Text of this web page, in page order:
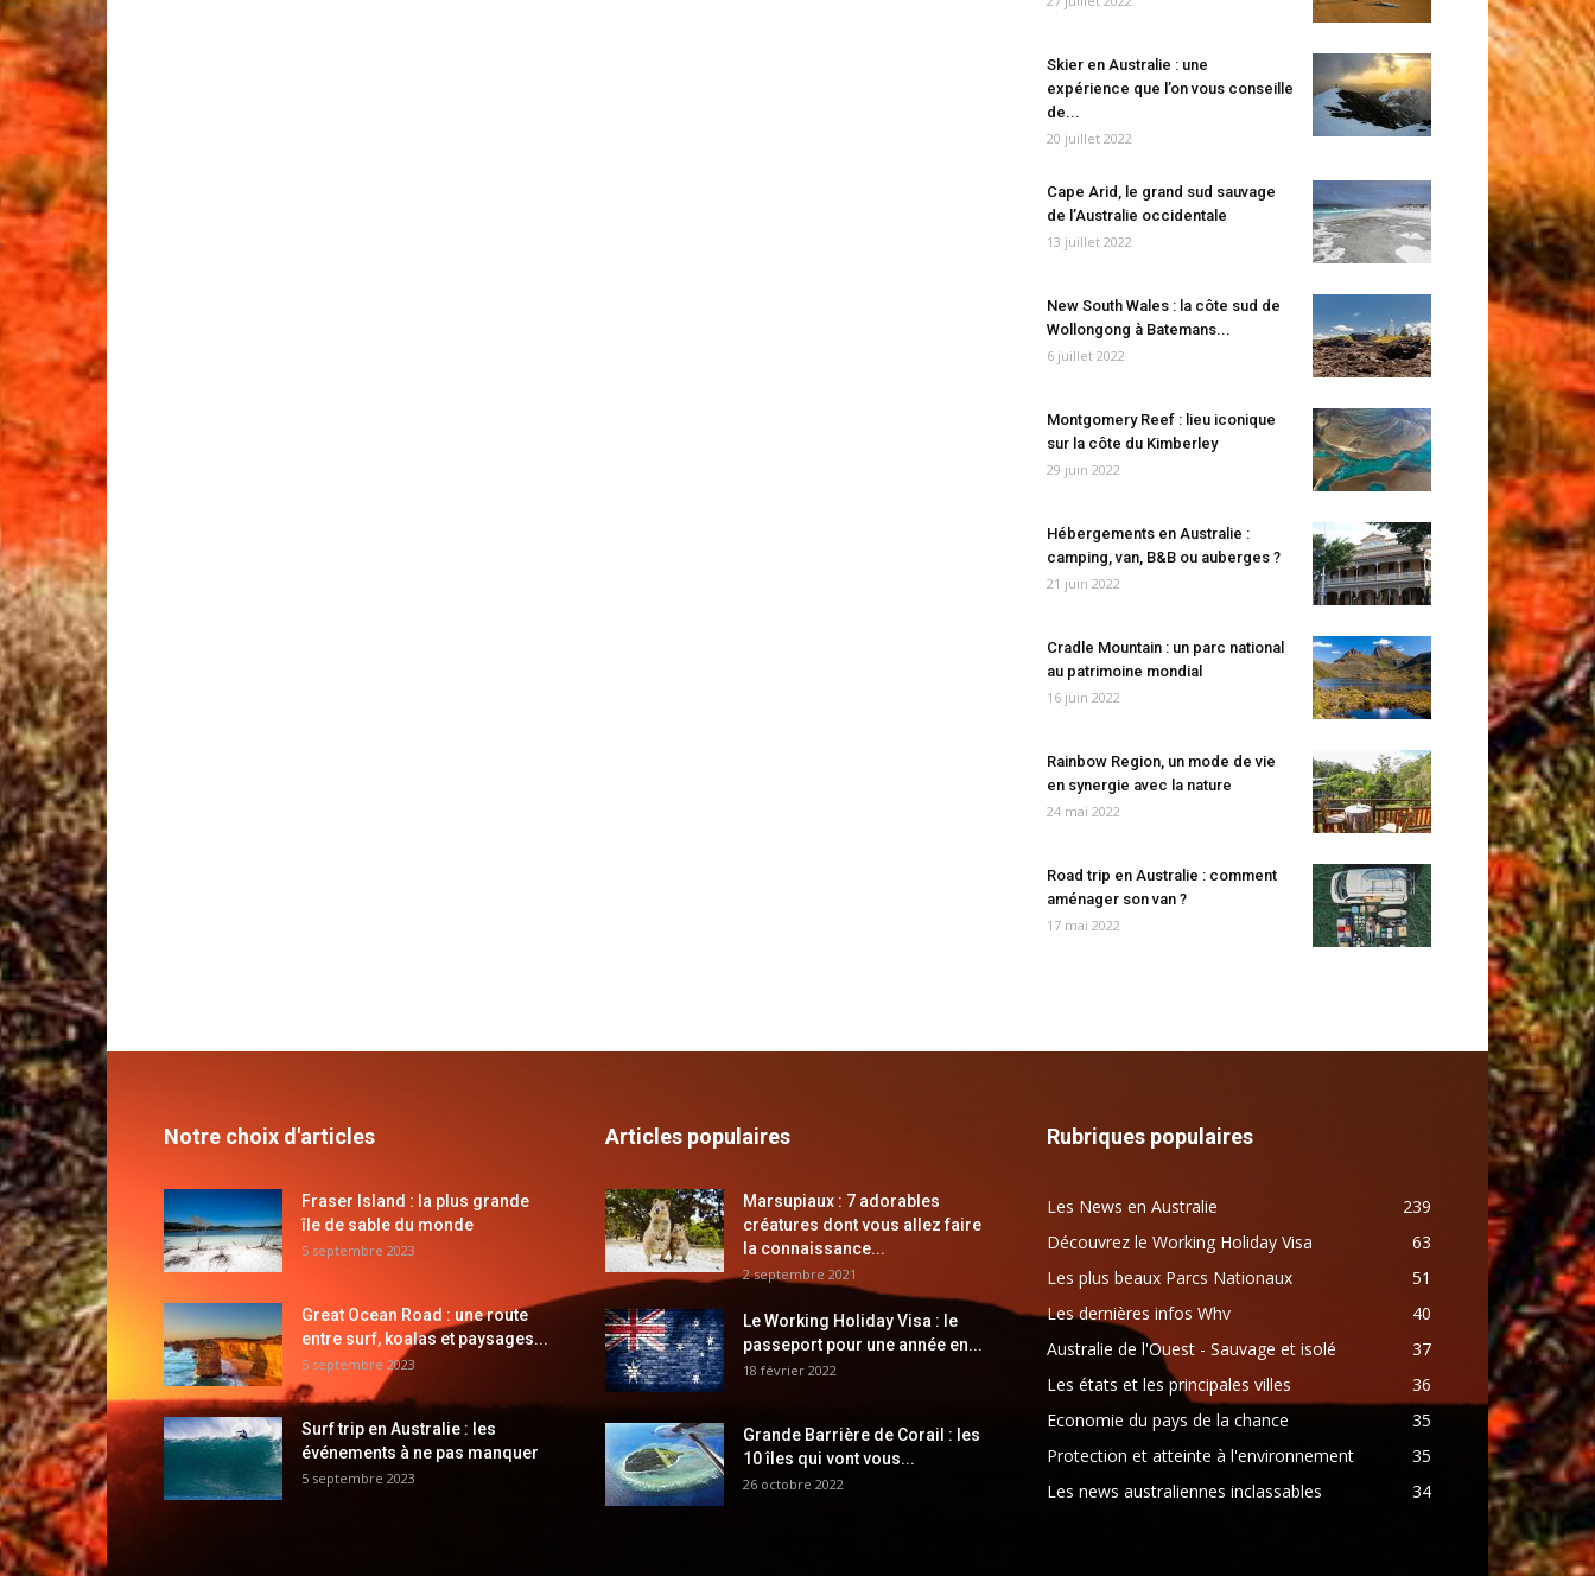
Skier en Australie : une
expérience que l’on vous conseille
de...
20 juillet 2022
Cape Arid, le grand sud sauvage
de l’Australie occidentale
13 juillet 2022
New South Wales : la côte sud de
Wollongong à Batemans...
6 juillet 2022
Montgomery Reef : lieu iconique
sur la côte du Kimberley
29 juin 2022
Hébergements en Australie :
camping, van, B&B ou auberges ?
21 juin 2022
Cradle Mountain : un parc national
au patrimoine mondial
16 juin 2022
Rainbow Region, un mode de vie
en synergie avec la nature
24 mai 2022
Road trip en Australie : comment
aménager son van ?
17 mai 2022
Notre choix d'articles
Fraser Island : la plus grande
île de sable du monde
5 septembre 2023
Great Ocean Road : une route
entre surf, koalas et paysages...
5 septembre 2023
Surf trip en Australie : les
événements à ne pas manquer
5 septembre 2023
Articles populaires
Marsupiaux : 7 adorables
créatures dont vous allez faire
la connaissance...
2 septembre 2021
Le Working Holiday Visa : le
passeport pour une année en...
18 février 2022
Grande Barrière de Corail : les
10 îles qui vont vous...
26 octobre 2022
Rubriques populaires
Les News en Australie
239
Découvrez le Working Holiday Visa
63
Les plus beaux Parcs Nationaux
51
Les dernières infos Whv
40
Australie de l'Ouest - Sauvage et isolé
37
Les états et les principales villes
36
Economie du pays de la chance
35
Protection et atteinte à l'environnement
35
Les news australiennes inclassables
34